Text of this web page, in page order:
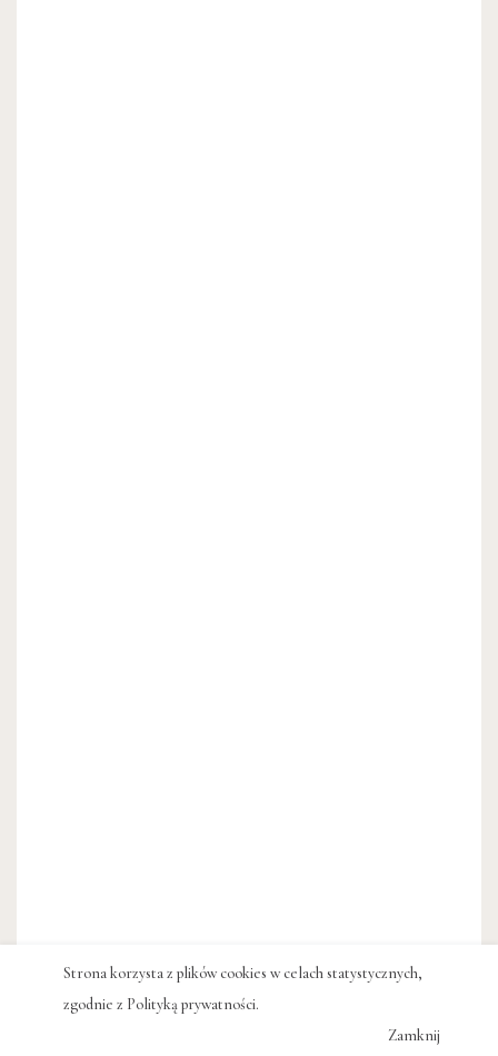
Strona korzysta z plików cookies w celach statystycznych,
zgodnie z Polityką prywatności.
Zamknij